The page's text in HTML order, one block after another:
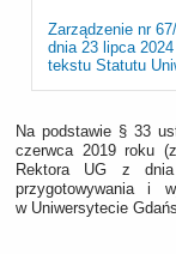
Zarządzenie nr
dnia 23 lipca
tekstu Statutu
Na podstawie § 33
czerwca 2019 roku
Rektora UG z
przygotowywania i
w Uniwersytecie